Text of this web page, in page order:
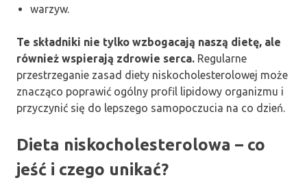
warzyw.
Te składniki nie tylko wzbogacają naszą dietę, ale
również wspierają zdrowie serca. Regularne
przestrzeganie zasad diety niskocholesterolowej może
znacząco poprawić ogólny profil lipidowy organizmu i
przyczynić się do lepszego samopoczucia na co dzień.
Dieta niskocholesterolowa – co
jeść i czego unikać?